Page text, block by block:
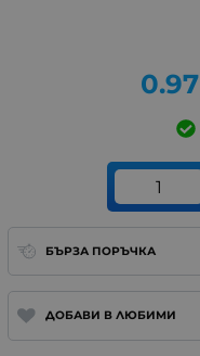
0.97
БЪРЗА ПОРЪЧКА
ДОБАВИ В ЛЮБИМИ